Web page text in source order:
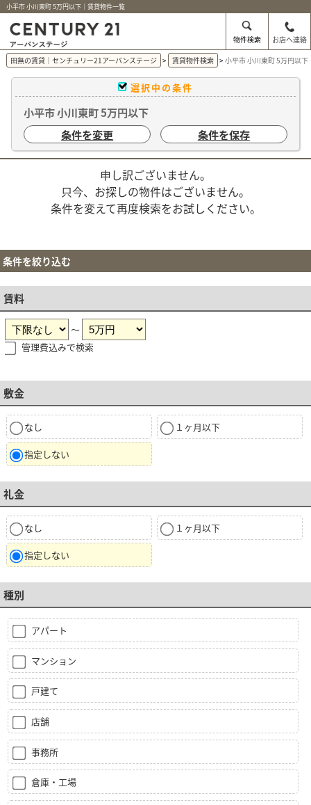
小平市 小川東町 5万円以下｜賃貸物件一覧
物件検索
お店へ連絡
田無の賃貸｜センチュリー21アーバンステージ
賃貸物件検索 小平市 小川東町 5万円以
選択中の条件
小平市 小川東町 5万円以下
条件を変更
条件を保存
申し訳ございません。
只今、お探しの物件はございません。
条件を変えて再度検索をお試しください。
条件を絞り込む
賃料
～
管理費込みで検索
敷金
なし １ヶ月以下
指定しない
礼金
なし １ヶ月以下
指定しない
種別
アパート
マンション
戸建て
店舗
事務所
倉庫・工場